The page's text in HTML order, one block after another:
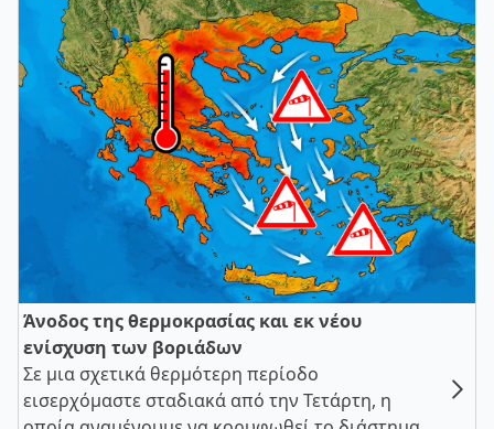
Άνοδος της θερμοκρασίας και εκ νέου
ενίσχυση των βοριάδων
Σε μια σχετικά θερμότερη περίοδο
εισερχόμαστε σταδιακά από την Τετάρτη, η